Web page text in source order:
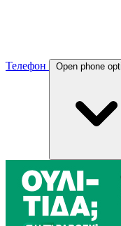
Телефон Open phone